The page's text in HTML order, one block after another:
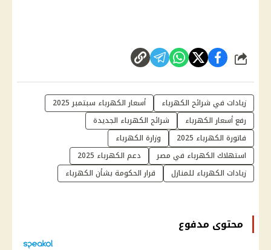
شارك
زيادات في شرائح الكهرباء
أسعار الكهرباء سبتمبر 2025
رفع أسعار الكهرباء
شرائح الكهرباء الجديدة
فاتورة الكهرباء 2025
وزارة الكهرباء
استهلاك الكهرباء في مصر
دعم الكهرباء 2025
زيادات الكهرباء للمنازل
قرار الحكومة بشأن الكهرباء
محتوى مدفوع